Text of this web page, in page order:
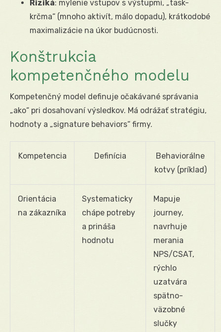
Riziká: mylenie vstupov s výstupmi, „task-
krčma“ (mnoho aktivít, málo dopadu), krátkodobé
maximalizácie na úkor budúcnosti.
Konštrukcia
kompetenčného modelu
Kompetenčný model definuje očakávané správania
„ako“ pri dosahovaní výsledkov. Má odrážať stratégiu,
hodnoty a „signature behaviors“ firmy.
Kompetencia Definícia
Behaviorálne
kotvy (príklad)
Orientácia
na zákazníka
Systematicky
chápe potreby
a prináša
hodnotu
Mapuje
journey,
navrhuje
merania
NPS/CSAT,
rýchlo
uzatvára
spätno-
väzobné
slučky